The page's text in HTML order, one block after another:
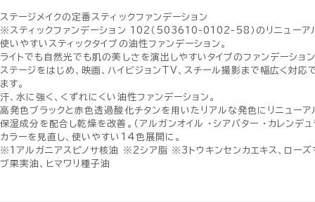
ステージメイクの定番スティックファンデーション
※スティックファンデーション 102（503610-0102-58）のリニューア
使いやすいスティックタイプの油性ファンデーション。
ライトでも自然光でも肌の美しさを演出しやすいタイプのファンデーション
ステージをはじめ、映画、ハイビジョンTV、スチール撮影まで幅広く対応
ます。
汗、水に強く、くずれにくい油性ファンデーション。
高発色ブラックと赤色透過酸化チタンを用いたリアルな発色にリニューア
保湿成分を配合し乾燥を改善。（アルガンオイル ・シアバター ・カレンデュ
カラーを見直し、使いやすい14色展開に。
※1アルガニアスピノサ核油 ※2シア脂 ※3トウキンセンカエキス、ローズ
ブ果実油、ヒマワリ種子油